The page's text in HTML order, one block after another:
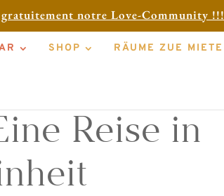
notre Love-Community !!!
SHOP RÄUME ZUE MIETE
Reise in